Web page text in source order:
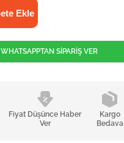
Fiyat Düşünce Haber
Ver
Kargo
Bedava
WHATSAPPTAN SİPARİŞ VER